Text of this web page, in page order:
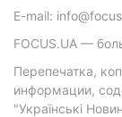
E-mail:
FOCUS.UA —
Перепечатка,
информации,
"Українські